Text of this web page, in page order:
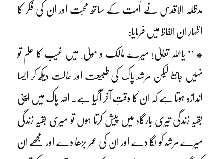
مدظلہ الاقدس نے اُمت کے ساتھ محبت اور ان کی فکر کا
اظہار ان الفاظ میں فرمایا:
* ’’ یااللہ تعالیٰ! میرے مالک و مولیٰ! میں غیب کا علم تو
نہیں جانتا لیکن مرشد پاک کی طبیعت اور حالت دیکھ کر ایسا
اندازہ ہوتا ہے کہ ان کا وقتِ آخر آگیا ہے۔ اللہ پاک میں اپنی
بقیہ زندگی تیری بارگاہ میں پیش کرتا ہوں تو میری بقیہ زندگی
میرے مرشد کو لگا دے اور ان کی عمر بڑھا دے اور مجھے ان